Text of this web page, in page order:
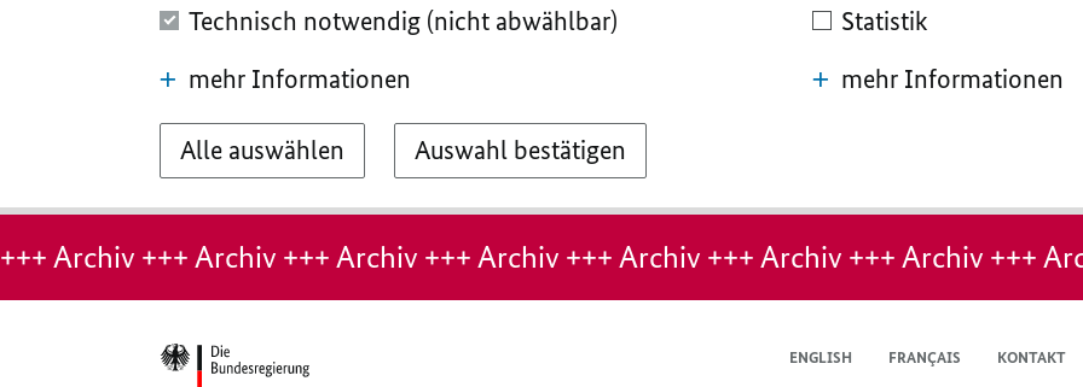
Technisch notwendig (nicht abwählbar)
mehr Informationen
Statistik
mehr Informationen
Alle auswählen Auswahl bestätigen
Hinweis:
Seite
+++ Archiv +++ Archiv +++ Archiv +++ Archiv +++ Archiv +++ Archiv +++ Archiv +++
ENGLISH FRANÇAIS KONTAKT